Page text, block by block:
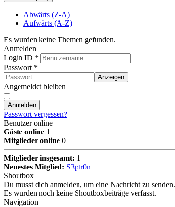
Abwärts (Z-A)
Aufwärts (A-Z)
Es wurden keine Themen gefunden.
Anmelden
Login ID *
Passwort*
Anzeigen
Angemeldet bleiben
Anmelden
Passwort vergessen?
Benutzer online
Gäste online 1
Mitglieder online 0
Mitglieder insgesamt: 1
Neuestes Mitglied: S3ptr0n
Shoutbox
Du musst dich anmelden, um eine Nachricht zu senden.
Es wurden noch keine Shoutboxbeiträge verfasst.
Navigation